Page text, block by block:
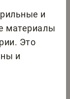
и
материалы
Это
и